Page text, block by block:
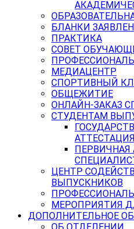
БЛАНКИ
ПРАКТИКА
СОВЕТ
МЕДИАЦЕНТР
СПОРТИВНЫЙ
ОБЩЕЖИТИЕ
ОНЛАЙН-ЗАКАЗ
СТУДЕНТАМ
АТТЕСТАЦИЯ
ЦЕНТР
ВЫПУСКНИКОВ
МЕРОПРИЯТИЯ
ДОПОЛНИТЕЛЬНОЕ